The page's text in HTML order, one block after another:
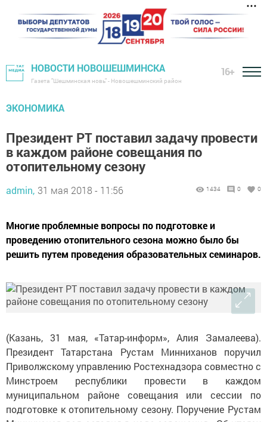
НОВОСТИ НОВОШЕШМИНСКА
Газета "Шешминская новь" - Новошешминский район
16+
ЭКОНОМИКА
Президент РТ поставил задачу провести
в каждом районе совещания по
отопительному сезону
admin, 31 мая 2018 - 11:56 1434 0 0
Многие проблемные вопросы по подготовке и
проведению отопительного сезона можно было бы
решить путем проведения образовательных семинаров.
(Казань, 31 мая, «Татар-информ», Алия Замалеева).
Президент Татарстана Рустам Минниханов поручил
Приволжскому управлению Ростехнадзора совместно с
Минстроем республики провести в каждом
муниципальном районе совещания или сессии по
подготовке к отопительному сезону. Поручение Рустам